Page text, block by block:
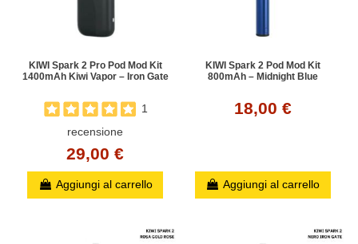
KIWI Spark 2 Pro Pod Mod Kit
1400mAh Kiwi Vapor – Iron Gate
1
recensione
29,00 €
Aggiungi al carrello
KIWI Spark 2 Pod Mod Kit
800mAh – Midnight Blue
18,00 €
Aggiungi al carrello